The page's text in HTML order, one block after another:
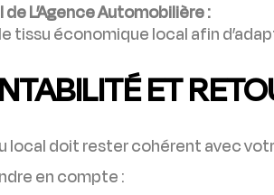
de L’Agence Automobilière :
tissu économique local afin
ET
local doit rester cohérent avec
en compte :